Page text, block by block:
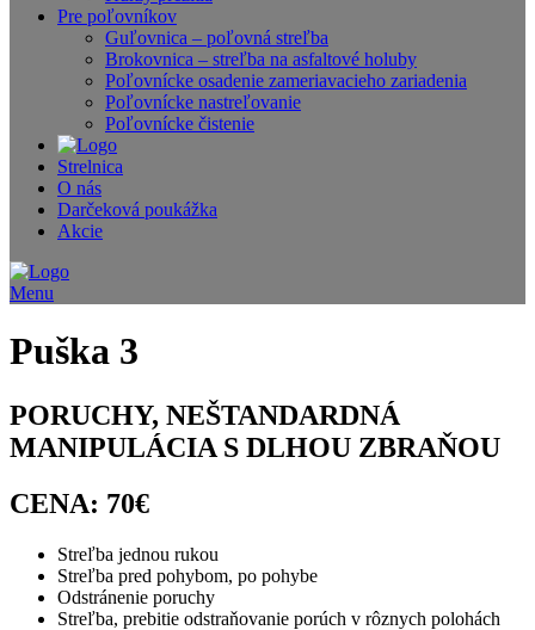
Pre poľovníkov
Guľovnica – poľovná streľba
Brokovnica – streľba na asfaltové holuby
Poľovnícke osadenie zameriavacieho zariadenia
Poľovnícke nastreľovanie
Poľovnícke čistenie
Strelnica
O nás
Darčeková poukážka
Akcie
Menu
Puška 3
PORUCHY, NEŠTANDARDNÁ
MANIPULÁCIA S DLHOU ZBRAŇOU
CENA: 70€
Streľba jednou rukou
Streľba pred pohybom, po pohybe
Odstránenie poruchy
Streľba, prebitie odstraňovanie porúch v rôznych polohách